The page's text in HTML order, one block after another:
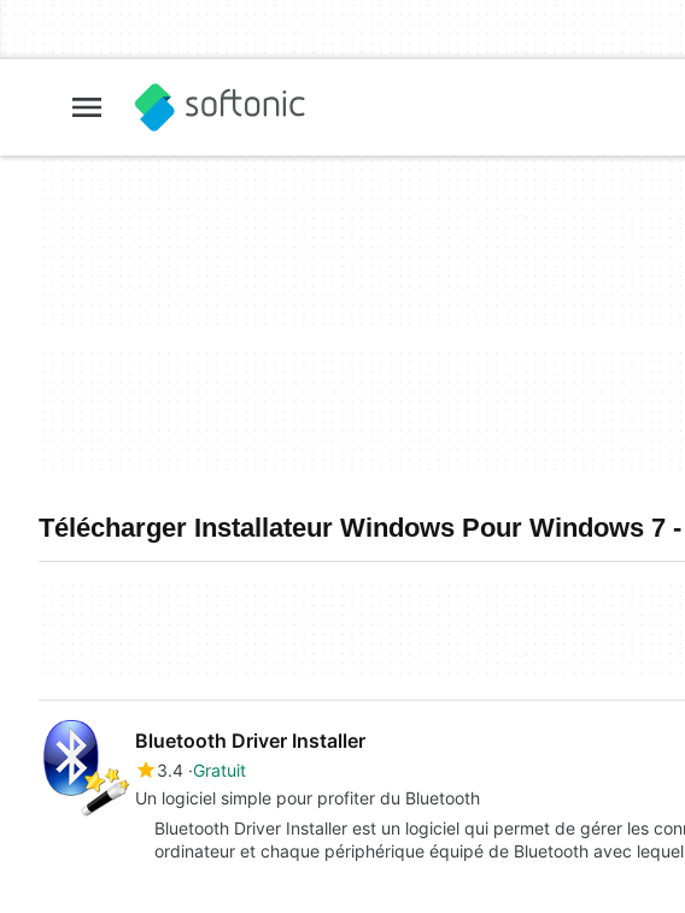
Télécharger Installateur Windows Pour Windows 7
Bluetooth Driver Installer
3.4 Gratuit
Un logiciel simple pour profiter du Bluetooth
Bluetooth Driver Installer est un logiciel qui permet de gérer les
ordinateur et chaque périphérique équipé de Bluetooth avec